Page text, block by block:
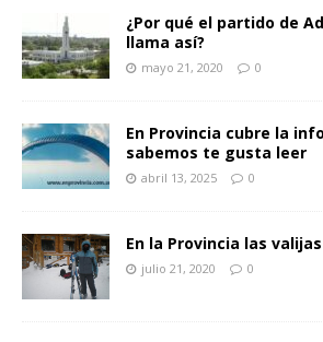
¿Por qué el partido de
llama así?
mayo 21, 2020 0
En Provincia cubre la
sabemos te gusta leer
abril 13, 2025 0
En la Provincia las
julio 21, 2020 0